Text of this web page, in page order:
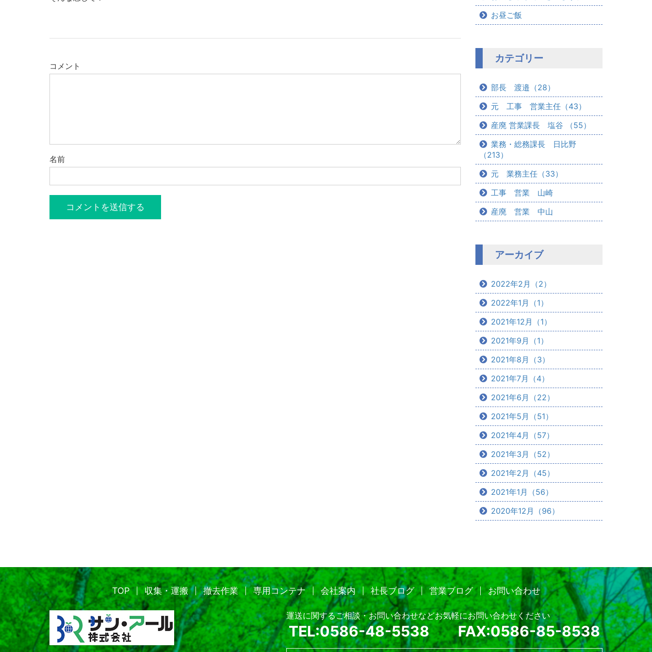
コメント
名前
お昼ご飯
カテゴリー
部長 渡邉（28）
元 工事 営業主任（43）
産廃 営業課長 塩谷 （55）
業務・総務課長 日比野
（213）
元 業務主任（33）
工事 営業 山崎
産廃 営業 中山
アーカイブ
2022年2月（2）
2022年1月（1）
2021年12月（1）
2021年9月（1）
2021年8月（3）
2021年7月（4）
2021年6月（22）
2021年5月（51）
2021年4月（57）
2021年3月（52）
2021年2月（45）
2021年1月（56）
2020年12月（96）
TOP 収集・運搬 撤去作業 専用コンテナ 会社案内 社長ブログ 営業ブログ お問い合わせ
運送に関するご相談・お問い合わせなどお気軽にお問い合わせください
TEL:0586-48-5538 FAX:0586-85-8538